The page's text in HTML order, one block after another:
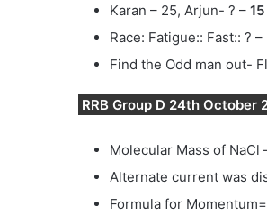
Karan – 25, Arjun- ? – 15
Race: Fatigue:: Fast:: ? –
Find the Odd man out-
RRB Group D 24th October
Molecular Mass of NaCl
Alternate current was
Formula for Momentum=